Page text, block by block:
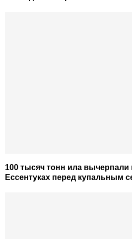
100 тысяч тонн ила вычерпали
Ессентуках перед купальным